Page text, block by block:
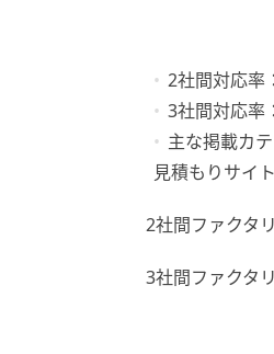
2社間対応率
3社間対応率
主な掲載カ
見積もりサイト
2社間ファクタ
3社間ファクタ